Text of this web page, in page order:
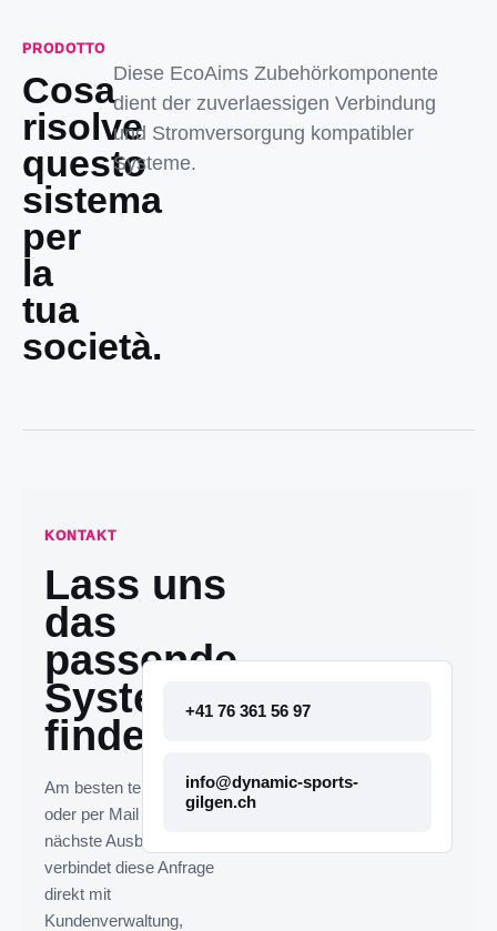
PRODOTTO
Cosa
risolve
questo
sistema
per
la
tua
società.
Diese EcoAims Zubehörkomponente
dient der zuverlaessigen Verbindung
und Stromversorgung kompatibler
Systeme.
KONTAKT
Lass uns
das
passende
System
finden.
Am besten telefonisch
oder per Mail melden. Die
nächste Ausbaustufe
verbindet diese Anfrage
direkt mit
Kundenverwaltung,
+41 76 361 56 97
info@dynamic-sports-
gilgen.ch